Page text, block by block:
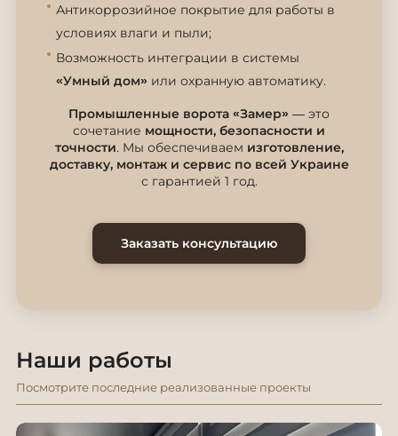
Антикоррозийное покрытие для работы в
условиях влаги и пыли;
Возможность интеграции в системы
«Умный дом» или охранную автоматику.
Промышленные ворота «Замер» — это
сочетание мощности, безопасности и
точности. Мы обеспечиваем изготовление,
доставку, монтаж и сервис по всей Украине
с гарантией 1 год.
Заказать консультацию
Наши работы
Посмотрите последние реализованные проекты